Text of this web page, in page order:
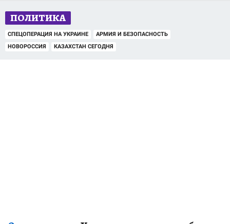
ПОЛИТИКА
СПЕЦОПЕРАЦИЯ НА УКРАИНЕ
АРМИЯ И БЕЗОПАСНОСТЬ
НОВОРОССИЯ
КАЗАХСТАН СЕГОДНЯ